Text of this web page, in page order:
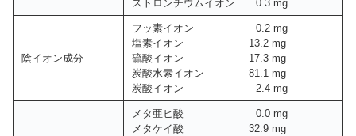
ストロンチウムイオン 0.3 mg
陰イオン成分
フッ素イオン 0.2 mg
塩素イオン 13.2 mg
硫酸イオン 17.3 mg
炭酸水素イオン 81.1 mg
炭酸イオン 2.4 mg
メタ亜ヒ酸 0.0 mg
メタケイ酸 32.9 mg